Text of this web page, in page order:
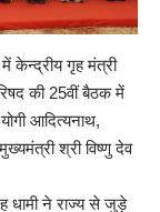
केन्द्रीय गृह मंत्री
की 25वीं बैठक में
आदित्यनाथ,
श्री विष्णु देव
धामी ने राज्य से जुड़े